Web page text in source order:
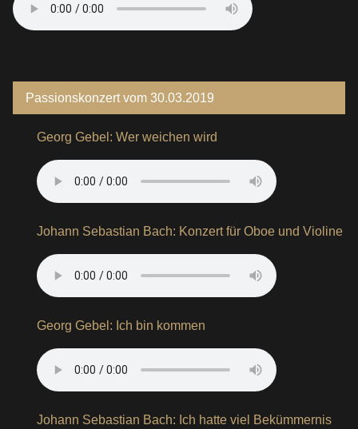
Passionskonzert vom 30.03.2019
Georg Gebel: Wer weichen wird
Johann Sebastian Bach: Konzert für Oboe und Violine
Georg Gebel: Ich bin kommen
Johann Sebastian Bach: Ich hatte viel Bekümmernis